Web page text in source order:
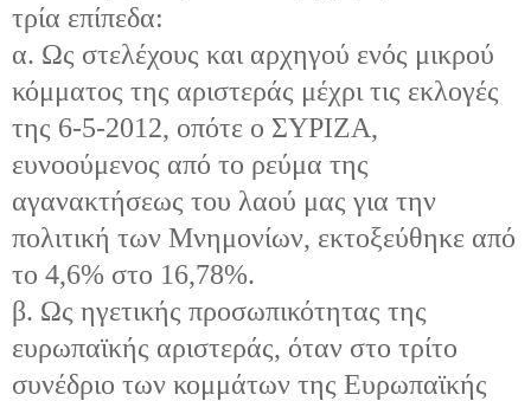
τρία επίπεδα:
α. Ως στελέχους και αρχηγού ενός μικρού
κόμματος της αριστεράς μέχρι τις εκλογές
της 6-5-2012, οπότε ο ΣΥΡΙΖΑ,
ευνοούμενος από το ρεύμα της
αγανακτήσεως του λαού μας για την
πολιτική των Μνημονίων, εκτοξεύθηκε από
το 4,6% στο 16,78%.
β. Ως ηγετικής προσωπικότητας της
ευρωπαϊκής αριστεράς, όταν στο τρίτο
συνέδριο των κομμάτων της Ευρωπαϊκής